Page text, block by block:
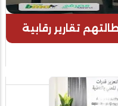
تقارير رقابية